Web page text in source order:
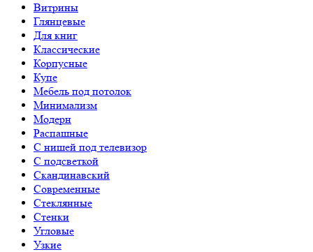
Витрины
Глянцевые
Для книг
Классические
Корпусные
Купе
Мебель под потолок
Минимализм
Модерн
Распашные
С нишей под телевизор
С подсветкой
Скандинавский
Современные
Стеклянные
Стенки
Угловые
Узкие